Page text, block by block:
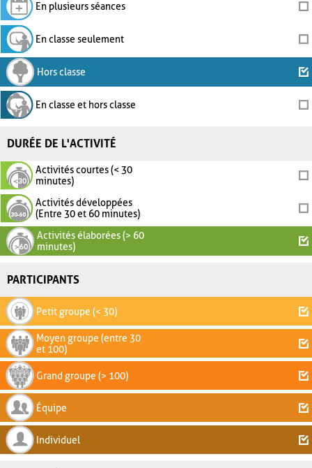
En plusieurs séances
En classe seulement
Hors classe
En classe et hors classe
DURÉE DE L'ACTIVITÉ
Activités courtes (< 30
minutes)
Activités développées
(Entre 30 et 60 minutes)
Activités élaborées (> 60
minutes)
PARTICIPANTS
Petit groupe (< 30)
Moyen groupe (entre 30
et 100)
Grand groupe (> 100)
Équipe
Individuel